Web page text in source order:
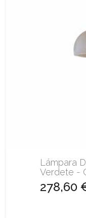
Lámpara
Verdete -
278,60